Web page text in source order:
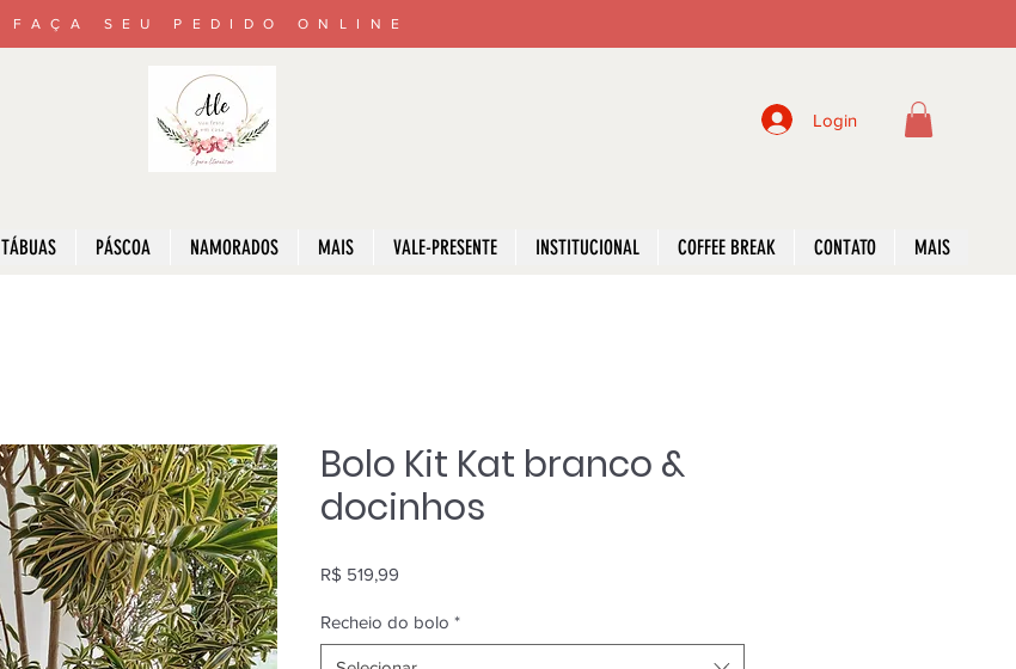
FAÇA SEU PEDIDO ONLINE
Login
TÁBUAS PÁSCOA NAMORADOS MAIS VALE-PRESENTE INSTITUCIONAL COFFEE BREAK CONTATO MAIS
Bolo Kit Kat branco &
docinhos
R$ 519,99
Recheio do bolo *